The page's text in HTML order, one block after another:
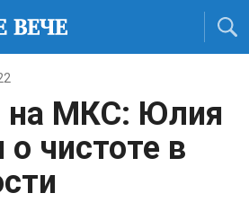
МКС: Юлия
чистоте в